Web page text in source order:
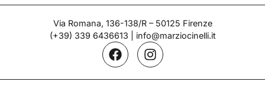
Via Romana, 136-138/R – 50125 Firenze
(+39) 339 6436613
info@marziocinelli.it